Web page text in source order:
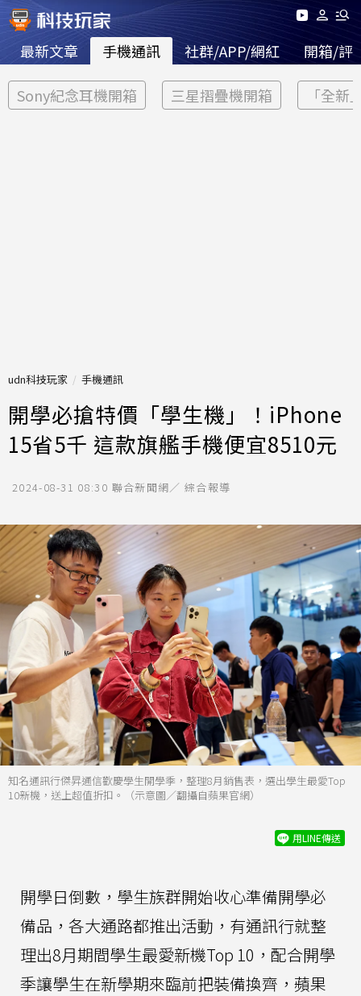
最新文章 手機通訊 社群/APP/網紅 開箱/評
Sony紀念耳機開箱 三星摺疊機開箱 「全新
udn科技玩家 手機通訊
開學必搶特價「學生機」！iPhone
15省5千 這款旗艦手機便宜8510元
2024-08-31 08:30 聯合新聞網／ 綜合報導
知名通訊行傑昇通信歡慶學生開學季，整理8月銷售表，選出學生最愛Top
10新機，送上超值折扣。（示意圖／翻攝自蘋果官網）
用LINE傳送
開學日倒數，學生族群開始收心準備開學必
備品，各大通路都推出活動，有通訊行就整
理出8月期間學生最愛新機Top 10，配合開學
季讓學生在新學期來臨前把裝備換齊，蘋果